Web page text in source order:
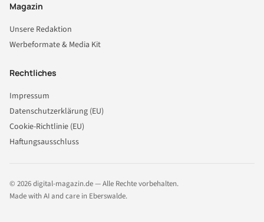
Magazin
Unsere Redaktion
Werbeformate & Media Kit
Rechtliches
Impressum
Datenschutzerklärung (EU)
Cookie-Richtlinie (EU)
Haftungsausschluss
© 2026 digital-magazin.de — Alle Rechte vorbehalten.
Made with AI and care in Eberswalde.